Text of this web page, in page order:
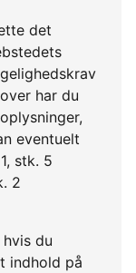
det
har du
eventuelt
stk. 5
2
du
indhold på